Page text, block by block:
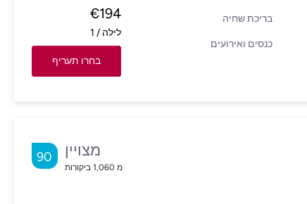
בריכת שחיה
כנסים ואירועים
€194
לילה/
1
בחרו תעריף
מצויין
מ 1,060 ביקורות
90